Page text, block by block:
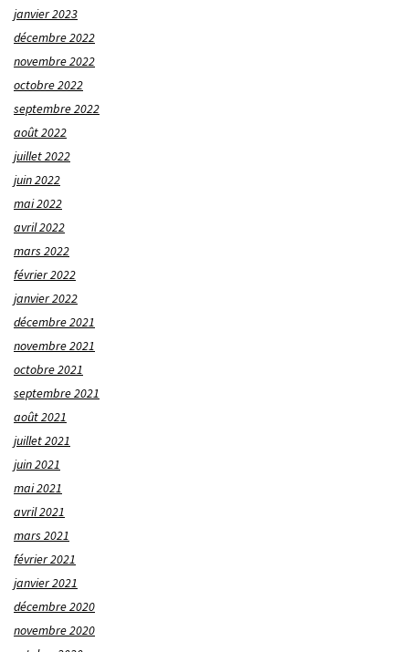
janvier 2023
décembre 2022
novembre 2022
octobre 2022
septembre 2022
août 2022
juillet 2022
juin 2022
mai 2022
avril 2022
mars 2022
février 2022
janvier 2022
décembre 2021
novembre 2021
octobre 2021
septembre 2021
août 2021
juillet 2021
juin 2021
mai 2021
avril 2021
mars 2021
février 2021
janvier 2021
décembre 2020
novembre 2020